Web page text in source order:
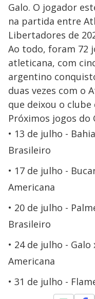
Galo. O jogador
na partida entre
Libertadores de
Ao todo, foram 72
atleticana, com
argentino
duas vezes com o
que deixou o
Próximos jogos do
13 de julho -
Brasileiro
17 de julho -
Americana
20 de julho -
Brasileiro
24 de julho - Galo
Americana
31 de julho -